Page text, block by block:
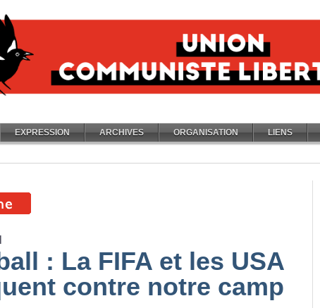
EXPRESSION ARCHIVES ORGANISATION LIENS
: La FIFA et les USA
contre notre camp